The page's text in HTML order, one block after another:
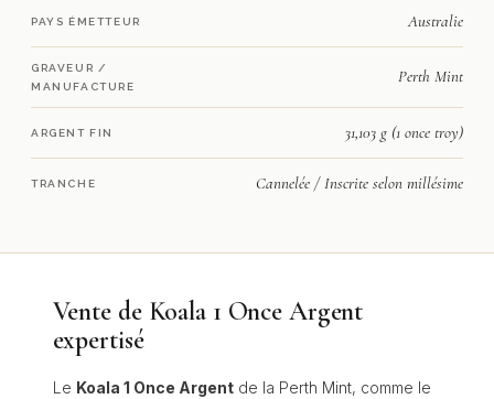
PAYS ÉMETTEUR Australie
GRAVEUR /
MANUFACTURE
Perth Mint
ARGENT FIN 31,103 g (1 once troy)
TRANCHE Cannelée / Inscrite selon millésime
Vente de Koala 1 Once Argent
expertisé
Le Koala 1 Once Argentde la Perth Mint, comme le